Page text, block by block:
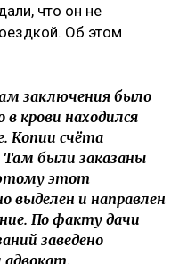
что он не
Об этом
заключения было
в крови находился
Копии счёта
Там были заказаны
этот
выделен и направлен
По факту дачи
заведено
адвокат.